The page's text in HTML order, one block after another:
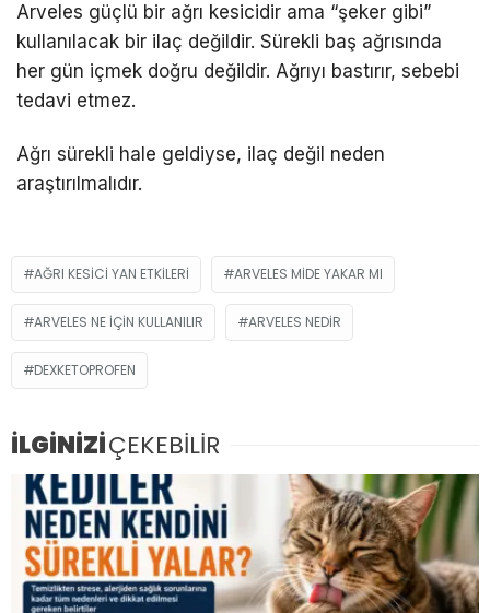
Arveles güçlü bir ağrı kesicidir ama “şeker gibi”
kullanılacak bir ilaç değildir. Sürekli baş ağrısında
her gün içmek doğru değildir. Ağrıyı bastırır, sebebi
tedavi etmez.
Ağrı sürekli hale geldiyse, ilaç değil neden
araştırılmalıdır.
AĞRI KESICI YAN ETKILERI ARVELES MIDE YAKAR MI
ARVELES NE IÇIN KULLANILIR ARVELES NEDIR
DEXKETOPROFEN
İLGİNİZİÇEKEBİLİR